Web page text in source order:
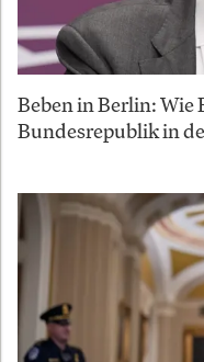
Beben in Berlin: Wie
Bundesrepublik in